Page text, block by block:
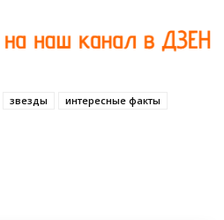
звезды
интересные факты